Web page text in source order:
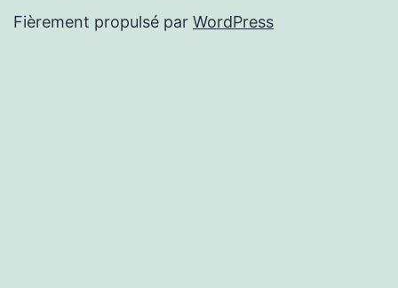
Fièrement propulsé par WordPress